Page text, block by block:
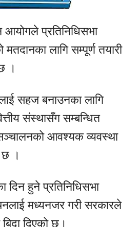
आयोगले प्रतिनिधिसभा
लागि सम्पूर्ण तयारी
।
सहज बनाउनका लागि
संस्थासँग सम्बन्धित
आवश्यक व्यवस्था
छ ।
हुने प्रतिनिधिसभा
मध्यनजर गरी सरकारले
दिएको छ।